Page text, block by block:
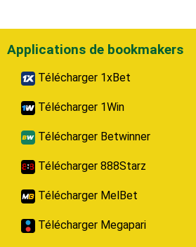
Applications de bookmakers
Télécharger 1xBet
Télécharger 1Win
Télécharger Betwinner
Télécharger 888Starz
Télécharger MelBet
Télécharger Megapari